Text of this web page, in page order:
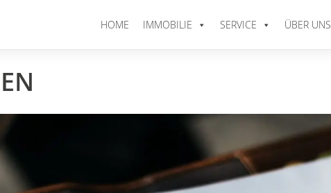
HOME IMMOBILIE SERVICE ÜBER UNS